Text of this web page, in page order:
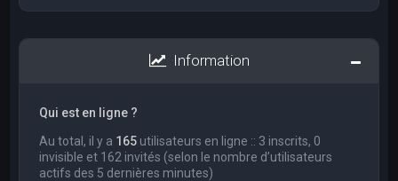
Information
Qui est en ligne ?
Au total, il y a 165 utilisateurs en ligne :: 3 inscrits, 0
invisible et 162 invités (selon le nombre d’utilisateurs
actifs des 5 dernières minutes)